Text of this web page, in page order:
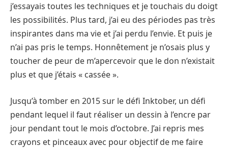
j’essayais toutes les techniques et je touchais du doigt
les possibilités. Plus tard, j’ai eu des périodes pas très
inspirantes dans ma vie et j’ai perdu l’envie. Et puis je
n’ai pas pris le temps. Honnêtement je n’osais plus y
toucher de peur de m’apercevoir que le don n’existait
plus et que j’étais « cassée ».
Jusqu’à tomber en 2015 sur le défi Inktober, un défi
pendant lequel il faut réaliser un dessin à l’encre par
jour pendant tout le mois d’octobre. J’ai repris mes
crayons et pinceaux avec pour objectif de me faire